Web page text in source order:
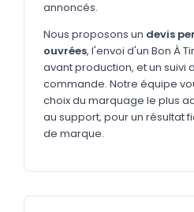
Verres & déjeuner
Technologie
Vêtements
Outils & porte-clés
Cuisine
annoncés.
Nous proposons un devis
ouvrées, l'envoi d'un Bon À
avant production, et un suivi
commande. Notre équipe
choix du marquage le plus
au support, pour un résultat
de marque.